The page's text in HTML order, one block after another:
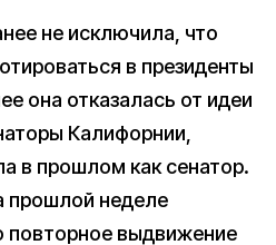
не исключила, что
в президенты
она отказалась от идеи
Калифорнии,
в прошлом как сенатор.
прошлой неделе
повторное выдвижение